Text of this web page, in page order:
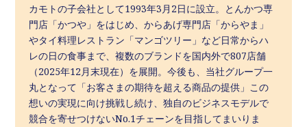
カモトの子会社として1993年3月2日に設立。とんかつ専
門店「かつや」をはじめ、からあげ専門店「からやま」
やタイ料理レストラン「マンゴツリー」など日常からハ
レの日の食事まで、複数のブランドを国内外で807店舗
（2025年12月末現在）を展開。今後も、当社グループ一
丸となって「お客さまの期待を超える商品の提供」この
想いの実現に向け挑戦し続け、独自のビジネスモデルで
競合を寄せつけないNo.1チェーンを目指してまいりま